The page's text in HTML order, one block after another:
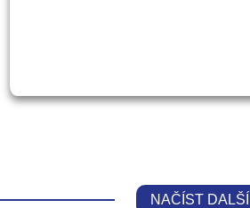
NAČÍST DALŠÍ